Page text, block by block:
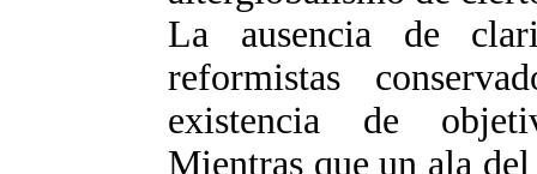
La ausencia de
reformistas
existencia de
Mientras que un ala